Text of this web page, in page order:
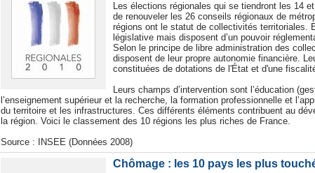
Les élections régionales qui se tiendront les 14
de renouveler les 26 conseils régionaux de
régions ont le statut de collectivités territoriales.
législative mais disposent d’un pouvoir
Selon le principe de libre administration des
disposent de leur propre autonomie financière.
constituées de dotations de l'État et d'une
Leurs champs d’intervention sont l’éducation
l’enseignement supérieur et la recherche, la formation professionnelle et
du territoire et les infrastructures. Ces différents éléments contribuent au
la région. Voici le classement des 10 régions les plus riches de France.
Source : INSEE (Données 2008)
Chômage : les 10 pays les plus